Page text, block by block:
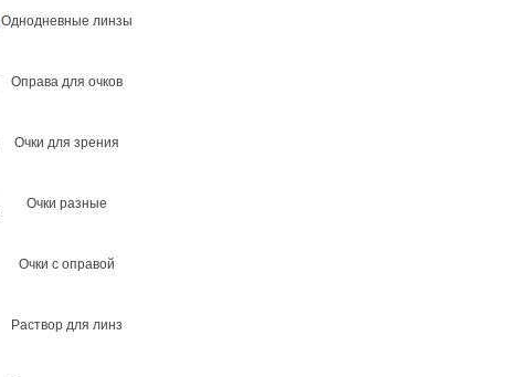
Однодневные линзы
Оправа для очков
Очки для зрения
Очки разные
Очки с оправой
Раствор для линз